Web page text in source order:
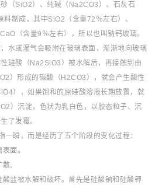
（SiO2）、纯碱（Na2CO3）、石灰石
料制成，其中SiO2（含量72％左右）、
（含量9％左右），所以也叫钠钙玻璃。
水或湿气会吸附在玻璃表面，渐渐地向玻璃
硅酸（Na2SiO3）被水解后，再接触到由
）形成的碳酸（H2CO3），就会产生酸性
），如果饱和的原硅酸溶液长期放置，就
）沉淀，色状为乳白色，以胶态粒子、沉
了发霉。
瞬，而是经历了五个阶段的变化过程：
面。
。
盐被水解和破坏。首先是硅酸钠和硅酸钾